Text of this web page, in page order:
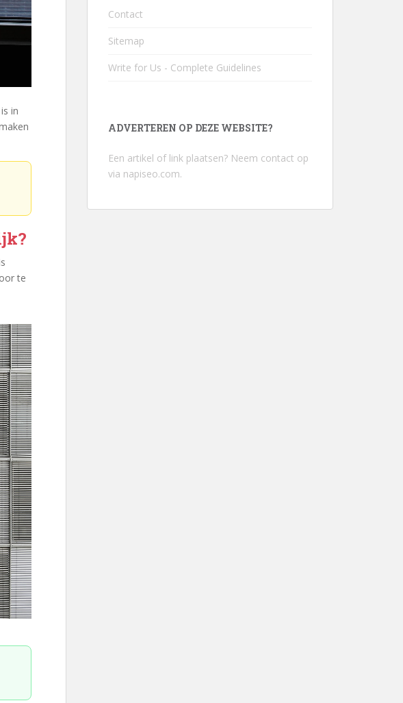
in
te
Contact
Sitemap
Write for Us - Complete Guidelines
ADVERTEREN OP DEZE WEBSITE?
Een artikel of link plaatsen? Neem contact op
via napiseo.com.